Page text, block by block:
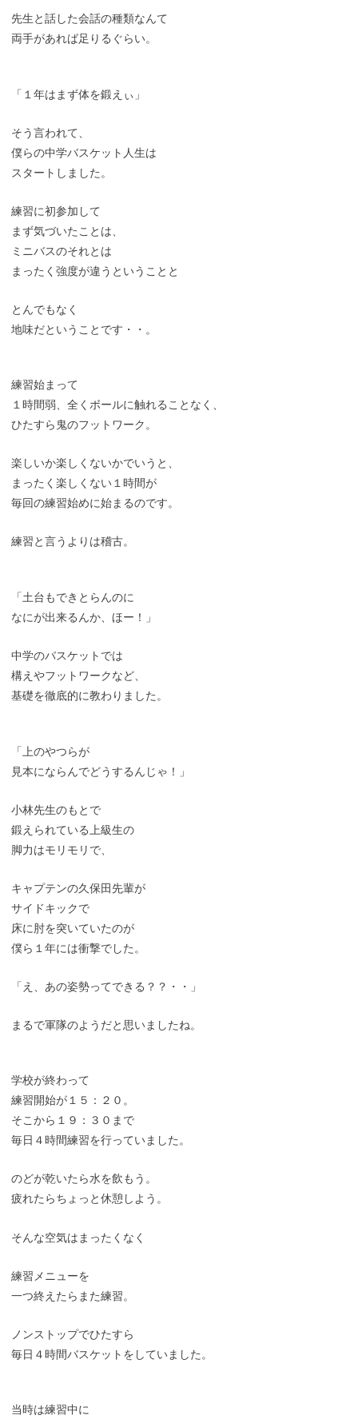
先生と話した会話の種類なんて
両手があれば足りるぐらい。
「１年はまず体を鍛えぃ」
そう言われて、
僕らの中学バスケット人生は
スタートしました。
練習に初参加して
まず気づいたことは、
ミニバスのそれとは
まったく強度が違うということと
とんでもなく
地味だということです・・。
練習始まって
１時間弱、全くボールに触れることなく、
ひたすら鬼のフットワーク。
楽しいか楽しくないかでいうと、
まったく楽しくない１時間が
毎回の練習始めに始まるのです。
練習と言うよりは稽古。
「土台もできとらんのに
なにが出来るんか、ほー！」
中学のバスケットでは
構えやフットワークなど、
基礎を徹底的に教わりました。
「上のやつらが
見本にならんでどうするんじゃ！」
小林先生のもとで
鍛えられている上級生の
脚力はモリモリで、
キャプテンの久保田先輩が
サイドキックで
床に肘を突いていたのが
僕ら１年には衝撃でした。
「え、あの姿勢ってできる？？・・」
まるで軍隊のようだと思いましたね。
学校が終わって
練習開始が１５：２０。
そこから１９：３０まで
毎日４時間練習を行っていました。
のどが乾いたら水を飲もう。
疲れたらちょっと休憩しよう。
そんな空気はまったくなく
練習メニューを
一つ終えたらまた練習。
ノンストップでひたすら
毎日４時間バスケットをしていました。
当時は練習中に